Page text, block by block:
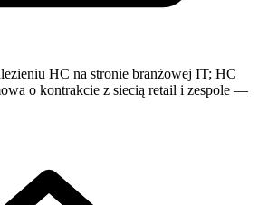
HC na stronie branżowej IT; HC
o kontrakcie z siecią retail i zespole —